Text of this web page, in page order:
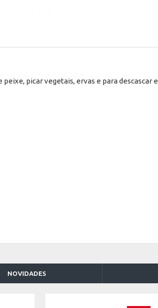
picar vegetais, ervas e para descascar e
NOVIDADES